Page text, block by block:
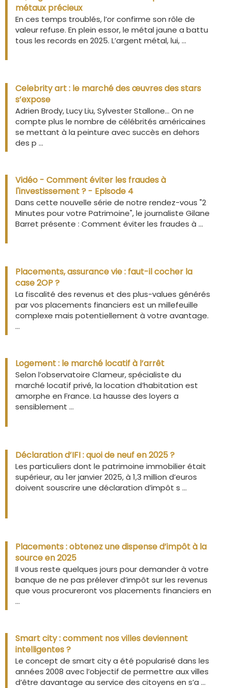
métaux précieux
En ces temps troublés, l’or confirme son rôle de
valeur refuse. En plein essor, le métal jaune a battu
tous les records en 2025. L’argent métal, lui, ...
Celebrity art : le marché des œuvres des stars
s’expose
Adrien Brody, Lucy Liu, Sylvester Stallone… On ne
compte plus le nombre de célébrités américaines
se mettant à la peinture avec succès en dehors
des p ...
Vidéo - Comment éviter les fraudes à
l'investissement ? - Episode 4
Dans cette nouvelle série de notre rendez-vous "2
Minutes pour votre Patrimoine", le journaliste Gilane
Barret présente : Comment éviter les fraudes à ...
Placements, assurance vie : faut-il cocher la
case 2OP ?
La fiscalité des revenus et des plus-values générés
par vos placements financiers est un millefeuille
complexe mais potentiellement à votre avantage.
...
Logement : le marché locatif à l’arrêt
Selon l’observatoire Clameur, spécialiste du
marché locatif privé, la location d’habitation est
amorphe en France. La hausse des loyers a
sensiblement ...
Déclaration d’IFI : quoi de neuf en 2025 ?
Les particuliers dont le patrimoine immobilier était
supérieur, au 1er janvier 2025, à 1,3 million d’euros
doivent souscrire une déclaration d’impôt s ...
Placements : obtenez une dispense d’impôt à la
source en 2025
Il vous reste quelques jours pour demander à votre
banque de ne pas prélever d’impôt sur les revenus
que vous procureront vos placements financiers en
...
Smart city : comment nos villes deviennent
intelligentes ?
Le concept de smart city a été popularisé dans les
années 2008 avec l’objectif de permettre aux villes
d’être davantage au service des citoyens en s’a ...